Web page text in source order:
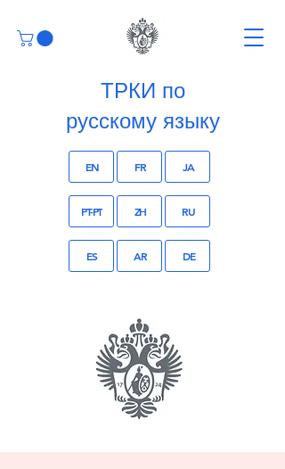
ТРКИ по
русскому языку
EN FR JA
PT-PT ZH RU
ES AR DE